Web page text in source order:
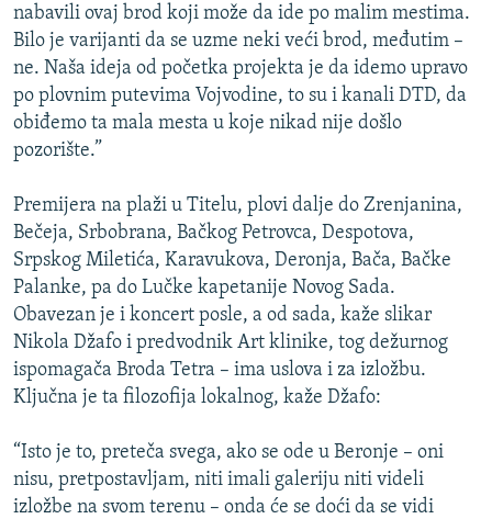
nabavili ovaj brod koji može da ide po malim mestima.
Bilo je varijanti da se uzme neki veći brod, međutim –
ne. Naša ideja od početka projekta je da idemo upravo
po plovnim putevima Vojvodine, to su i kanali DTD, da
obiđemo ta mala mesta u koje nikad nije došlo
pozorište.”
Premijera na plaži u Titelu, plovi dalje do Zrenjanina,
Bečeja, Srbobrana, Bačkog Petrovca, Despotova,
Srpskog Miletića, Karavukova, Deronja, Bača, Bačke
Palanke, pa do Lučke kapetanije Novog Sada.
Obavezan je i koncert posle, a od sada, kaže slikar
Nikola Džafo i predvodnik Art klinike, tog dežurnog
ispomagača Broda Tetra – ima uslova i za izložbu.
Ključna je ta filozofija lokalnog, kaže Džafo:
“Isto je to, preteča svega, ako se ode u Beronje – oni
nisu, pretpostavljam, niti imali galeriju niti videli
izložbe na svom terenu – onda će se doći da se vidi